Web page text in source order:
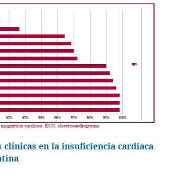
clínicas en la insuficiencia cardiaca